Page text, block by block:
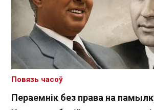
Пераемнік без права на
Повязь часоў